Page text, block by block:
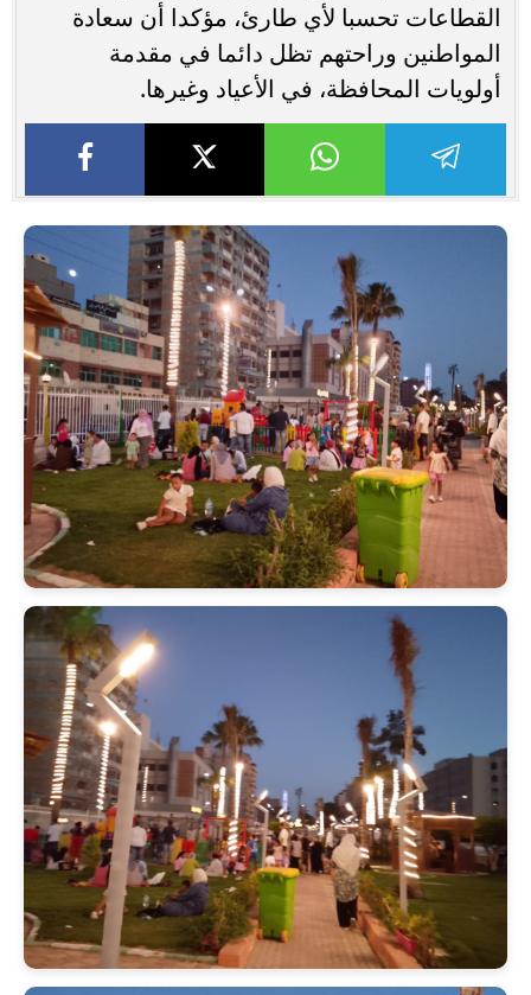
القطاعات تحسبا لأي طارئ، مؤكدا أن سعادة
المواطنين وراحتهم تظل دائما في مقدمة
أولويات المحافظة، في الأعياد وغيرها.